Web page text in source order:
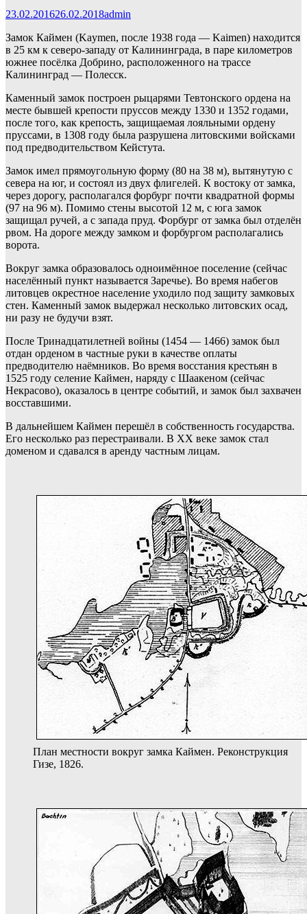
23.02.201626.02.2018admin
Замок Каймен (Kaymen, после 1938 года — Kaimen) находится
в 25 км к северо-западу от Калининграда, в паре километров
южнее посёлка Добрино, расположенного на трассе
Калининград — Полесск.
Каменный замок построен рыцарями Тевтонского ордена на
месте бывшей крепости пруссов между 1330 и 1352 годами,
после того, как крепость, защищаемая лояльными ордену
пруссами, в 1308 году была разрушена литовскими войсками
под предводительством Кейстута.
Замок имел прямоугольную форму (80 на 38 м), вытянутую с
севера на юг, и состоял из двух флигелей. К востоку от замка,
через дорогу, располагался форбург почти квадратной формы
(97 на 96 м). Помимо стены высотой 12 м, с юга замок
защищал ручей, а с запада пруд. Форбург от замка был отделён
рвом. На дороге между замком и форбургом располагались
ворота.
Вокруг замка образовалось одноимённое поселение (сейчас
населённый пункт называется Заречье). Во время набегов
литовцев окрестное население уходило под защиту замковых
стен. Каменный замок выдержал несколько литовских осад,
ни разу не будучи взят.
После Тринадцатилетней войны (1454 — 1466) замок был
отдан орденом в частные руки в качестве оплаты
предводителю наёмников. Во время восстания крестьян в
1525 году селение Каймен, наряду с Шаакеном (сейчас
Некрасово), оказалось в центре событий, и замок был захвачен
восставшими.
В дальнейшем Каймен перешёл в собственность государства.
Его несколько раз перестраивали. В ХХ веке замок стал
доменом и сдавался в аренду частным лицам.
План местности вокруг замка Каймен. Реконструкция
Гизе, 1826.